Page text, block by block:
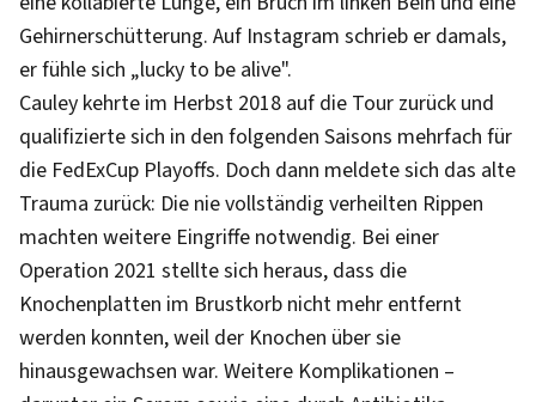
Gehirnerschütterung. Auf Instagram schrieb er damals,
er fühle sich „lucky to be alive".
Cauley kehrte im Herbst 2018 auf die Tour zurück und
qualifizierte sich in den folgenden Saisons mehrfach für
die FedExCup Playoffs. Doch dann meldete sich das alte
Trauma zurück: Die nie vollständig verheilten Rippen
machten weitere Eingriffe notwendig. Bei einer
Operation 2021 stellte sich heraus, dass die
Knochenplatten im Brustkorb nicht mehr entfernt
werden konnten, weil der Knochen über sie
hinausgewachsen war. Weitere Komplikationen –